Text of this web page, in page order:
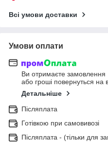
Всі умови доставки
Умови оплати
Ви отримаєте замовлення
або гроші повернуться на
Детальніше
Післяплата
Готівкою при самовивозі
Післяплата - (тільки для